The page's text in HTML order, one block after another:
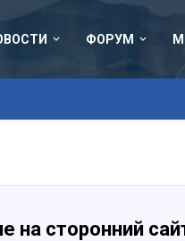
ФОРУМ
на сторонний